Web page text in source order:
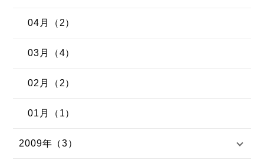
04月（2）
03月（4）
02月（2）
01月（1）
2009年（3）